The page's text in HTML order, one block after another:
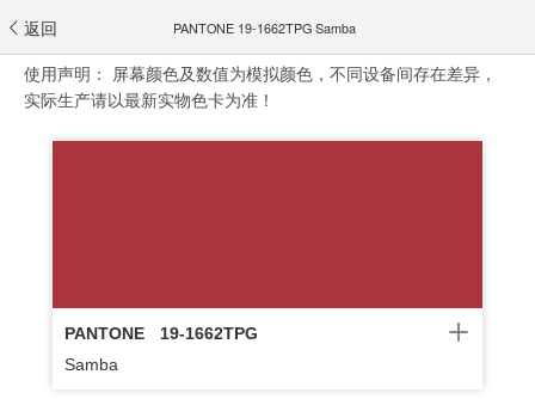
返回 PANTONE 19-1662TPG Samba
使用声明： 屏幕颜色及数值为模拟颜色，不同设备间存在差异，
实际生产请以最新实物色卡为准！
PANTONE
19-1662TPG
Samba